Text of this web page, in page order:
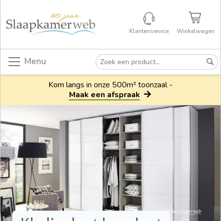
Klantenservice Winkelwagen
Menu
Kom langs in onze 500m² toonzaal -
Maak een afspraak